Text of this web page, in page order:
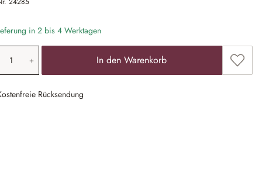
in 2 bis 4 Werktagen
Anzahl: Gib den gewünschten
In den Warenkorb Zum
Rücksendung